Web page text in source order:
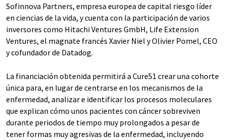
Sofinnova Partners, empresa europea de capital riesgo líder
en ciencias de la vida, y cuenta con la participación de varios
inversores como Hitachi Ventures GmbH, Life Extension
Ventures, el magnate francés Xavier Niel y Olivier Pomel, CEO
y cofundador de Datadog.
La financiación obtenida permitirá a Cure51 crear una cohorte
única para, en lugar de centrarse en los mecanismos de la
enfermedad, analizar e identificar los procesos moleculares
que explican cómo unos pacientes con cáncer sobreviven
durante periodos de tiempo muy prolongados a pesar de
tener formas muy agresivas de la enfermedad, incluyendo